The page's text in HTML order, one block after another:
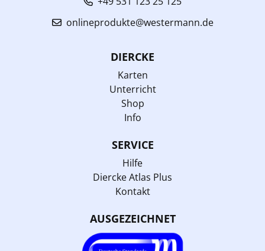
onlineprodukte@westermann.de
DIERCKE
Karten
Unterricht
Shop
Info
SERVICE
Hilfe
Diercke Atlas Plus
Kontakt
AUSGEZEICHNET